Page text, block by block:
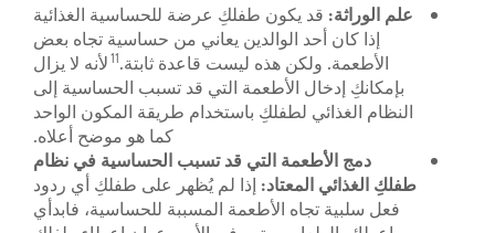
علم الوراثة: قد يكون طفلكِ عرضة للحساسية الغذائية
إذا كان أحد الوالدين يعاني من حساسية تجاه بعض
الأطعمة. ولكن هذه ليست قاعدة ثابتة.11لأنه لا يزال
بإمكانكِ إدخال الأطعمة التي قد تسبب الحساسية إلى
النظام الغذائي لطفلكِ باستخدام طريقة المكون الواحد
كما هو موضح أعلاه.
دمج الأطعمة التي قد تسبب الحساسية في نظام
طفلكِ الغذائي المعتاد: إذا لم يُظهر على طفلكِ أي ردود
فعل سلبية تجاه الأطعمة المسببة للحساسية، فابدأي